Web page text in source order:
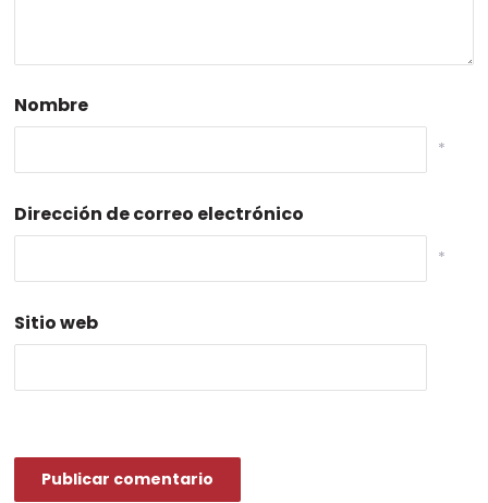
Nombre
*
Dirección de correo electrónico
*
Sitio web